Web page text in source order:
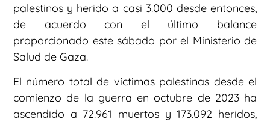
palestinos y herido a casi 3.000 desde entonces,
de acuerdo con el último balance
proporcionado este sábado por el Ministerio de
Salud de Gaza.
El número total de víctimas palestinas desde el
comienzo de la guerra en octubre de 2023 ha
ascendido a 72.961 muertos y 173.092 heridos,